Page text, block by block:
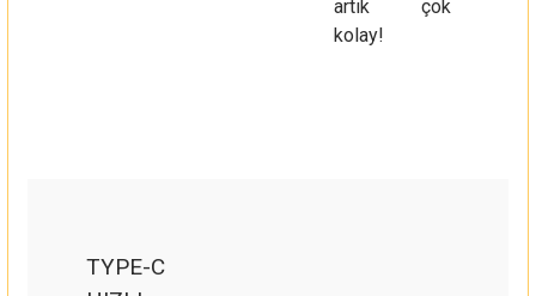
artık çok
kolay!
TYPE-C